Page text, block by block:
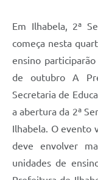
Em Ilhabela, 2ª
começa nesta
ensino
de outubro A
Secretaria de
a abertura da 2ª
Ilhabela. O evento
deve envolver
unidades de